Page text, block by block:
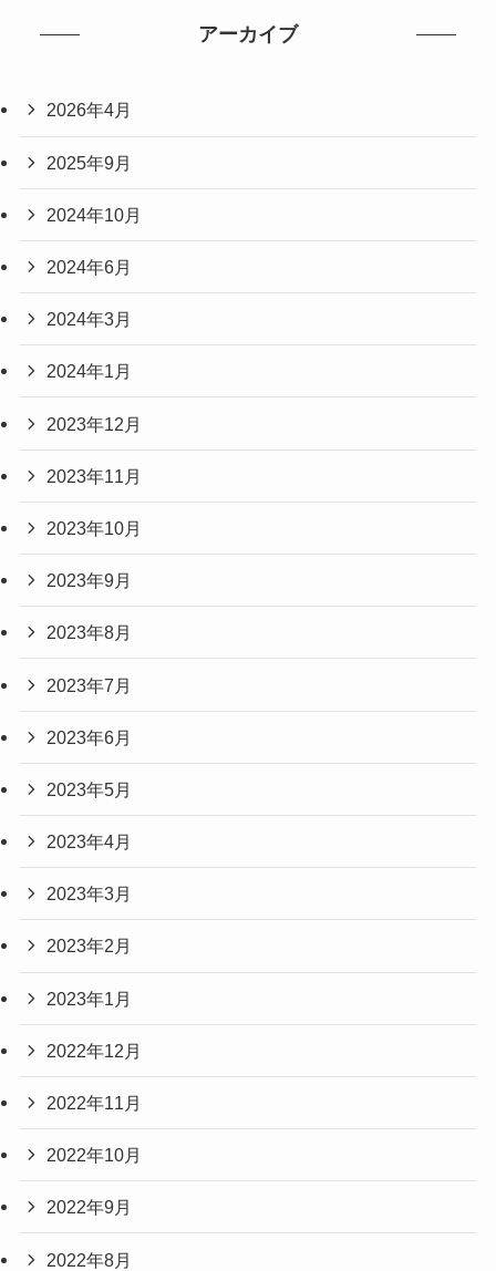
アーカイブ
2026年4月
2025年9月
2024年10月
2024年6月
2024年3月
2024年1月
2023年12月
2023年11月
2023年10月
2023年9月
2023年8月
2023年7月
2023年6月
2023年5月
2023年4月
2023年3月
2023年2月
2023年1月
2022年12月
2022年11月
2022年10月
2022年9月
2022年8月